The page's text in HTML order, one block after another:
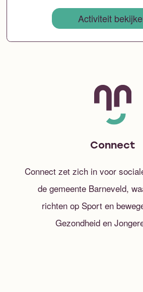
Activiteit
Connect
Connect zet zich in voor
de gemeente Barneveld,
richten op Sport en
Gezondheid en